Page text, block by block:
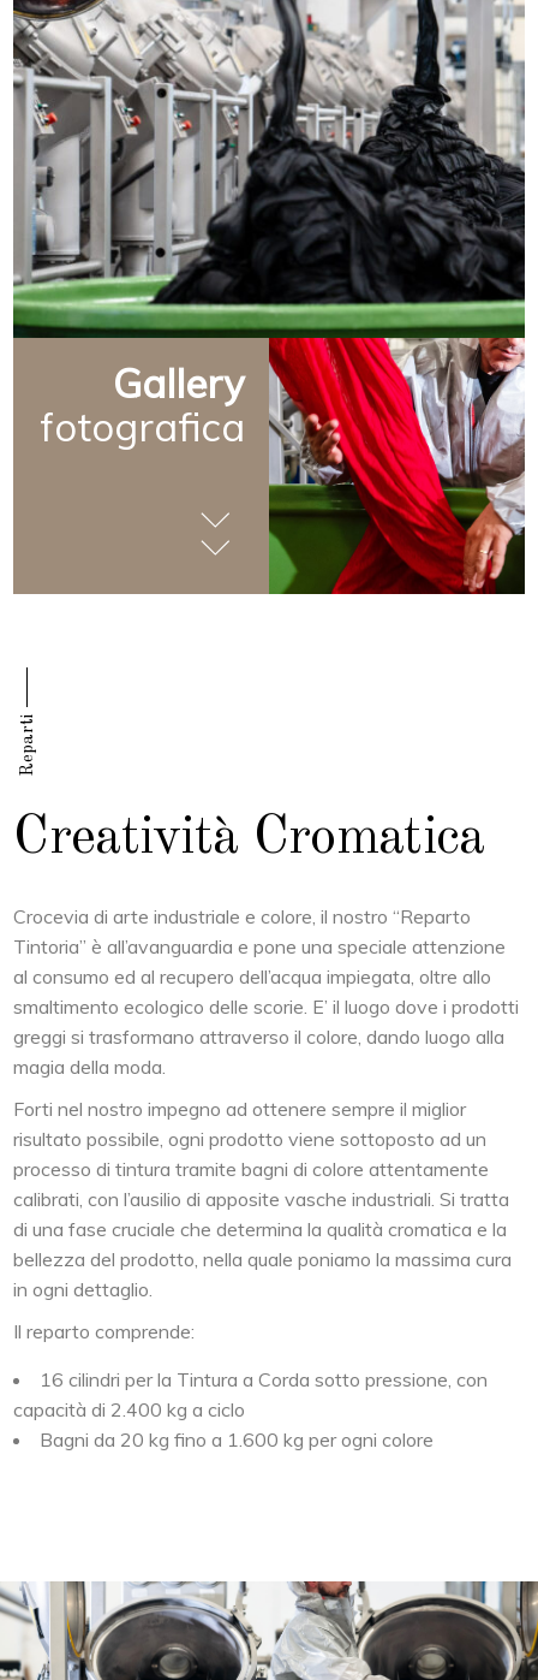
Gallery
fotografica
Reparti
Creatività Cromatica
Crocevia di arte industriale e colore, il nostro “Reparto
Tintoria” è all’avanguardia e pone una speciale attenzione
al consumo ed al recupero dell’acqua impiegata, oltre allo
smaltimento ecologico delle scorie. E’ il luogo dove i prodotti
greggi si trasformano attraverso il colore, dando luogo alla
magia della moda.
Forti nel nostro impegno ad ottenere sempre il miglior
risultato possibile, ogni prodotto viene sottoposto ad un
processo di tintura tramite bagni di colore attentamente
calibrati, con l’ausilio di apposite vasche industriali. Si tratta
di una fase cruciale che determina la qualità cromatica e la
bellezza del prodotto, nella quale poniamo la massima cura
in ogni dettaglio.
Il reparto comprende:
16 cilindri per la Tintura a Corda sotto pressione, con
capacità di 2.400 kg a ciclo
Bagni da 20 kg fino a 1.600 kg per ogni colore